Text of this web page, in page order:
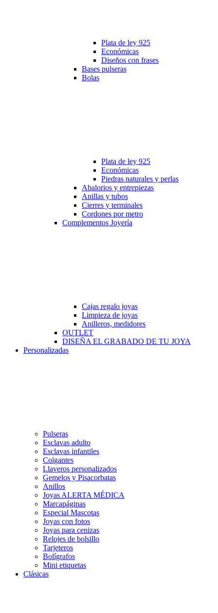
Plata de ley 925
Económicas
Diseños con frases
Bases pulseras
Bolas
Plata de ley 925
Económicas
Piedras naturales y perlas
Abalorios y entrepiezas
Anillas y tubos
Cierres y terminales
Cordones por metro
Complementos Joyería
Cajas regalo joyas
Limpieza de joyas
Anilleros, medidores
OUTLET
DISEÑA EL GRABADO DE TU JOYA
Personalizadas
Pulseras
Esclavas adulto
Esclavas infantiles
Colgantes
Llaveros personalizados
Gemelos y Pisacorbatas
Anillos
Joyas ALERTA MÉDICA
Marcapáginas
Especial Mascotas
Joyas con fotos
Joyas para cenizas
Relojes de bolsillo
Tarjeteros
Bolígrafos
Mini etiquetas
Clásicas